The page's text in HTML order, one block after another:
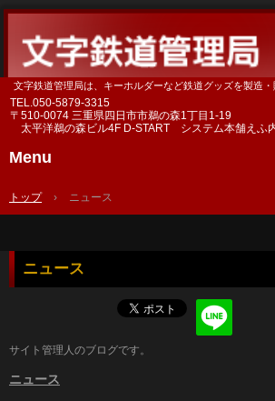
文字鉄道管理局は、キーホルダーなど鉄道グッズを製造・
TEL.050-5879-3315
〒510-0074 三重県四日市市鵜の森1丁目1-19
太平洋鵜の森ビル4F D-START システム本舗えふ
Menu
content
トップ › ニュース
ニュース
サイト管理人のブログです。
ニュース